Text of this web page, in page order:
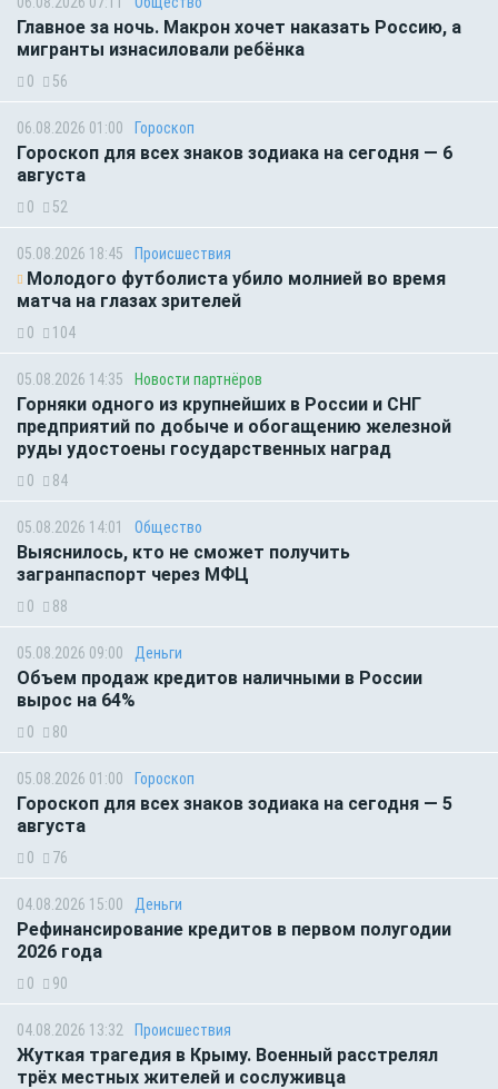
Главное за ночь. Макрон хочет наказать Россию, а
мигранты изнасиловали ребёнка
0 56
06.08.2026 01:00 Гороскоп
Гороскоп для всех знаков зодиака на сегодня — 6
августа
0 52
05.08.2026 18:45 Происшествия
Молодого футболиста убило молнией во время
матча на глазах зрителей
0 104
05.08.2026 14:35 Новости партнёров
Горняки одного из крупнейших в России и СНГ
предприятий по добыче и обогащению железной
руды удостоены государственных наград
0 84
05.08.2026 14:01 Общество
Выяснилось, кто не сможет получить
загранпаспорт через МФЦ
0 88
05.08.2026 09:00 Деньги
Объем продаж кредитов наличными в России
вырос на 64%
0 80
05.08.2026 01:00 Гороскоп
Гороскоп для всех знаков зодиака на сегодня — 5
августа
0 76
04.08.2026 15:00 Деньги
Рефинансирование кредитов в первом полугодии
2026 года
0 90
04.08.2026 13:32 Происшествия
Жуткая трагедия в Крыму. Военный расстрелял
трёх местных жителей и сослуживца